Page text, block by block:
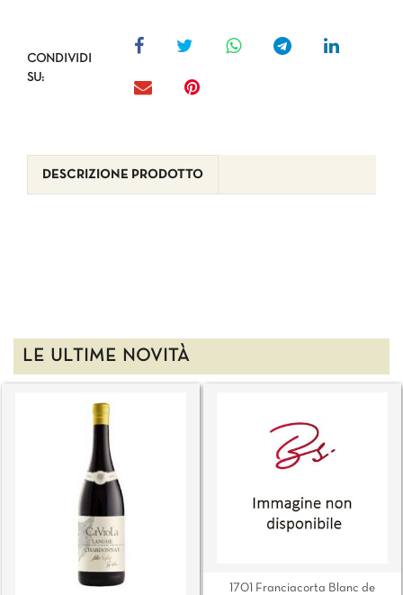
CONDIVIDI
SU:
DESCRIZIONE PRODOTTO
LE ULTIME NOVITÀ
1701 Franciacorta Blanc de